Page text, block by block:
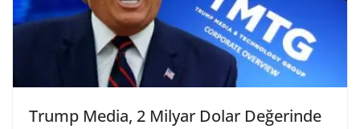
Trump Media, 2 Milyar Dolar Değerinde